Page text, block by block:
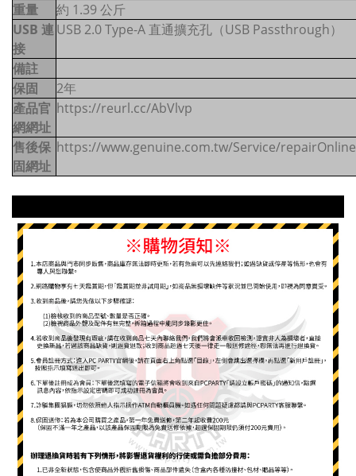
重量
約 1.39 公斤
USB 連
接
USB 2.0 Type-A 直通擴充孔（USB Passthrough）
備註
保固
2年
產品官
網網址
https://reurl.cc/AbVlvp
售後保
固網址
https://www.genuine.com.tw/Service/repairOnline